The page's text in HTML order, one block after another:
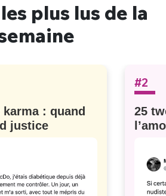
plus lus de la
: quand
justice
#2
25